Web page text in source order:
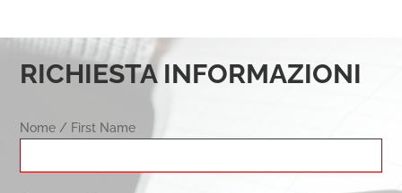
RICHIESTA INFORMAZIONI
Nome / First Name